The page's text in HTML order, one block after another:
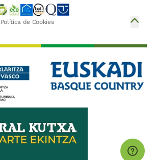
Política de Cookies